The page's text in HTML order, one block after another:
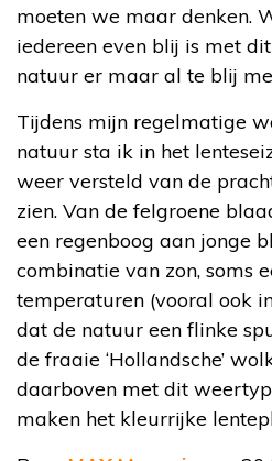
moeten we maar denken.
iedereen even blij is met
natuur er maar al te blij
Tijdens mijn regelmatige
natuur sta ik in het
weer versteld van de
zien. Van de felgroene
een regenboog aan jonge
combinatie van zon, soms
temperaturen (vooral ook
dat de natuur een flinke
de fraaie ‘Hollandsche’
daarboven met dit
maken het kleurrijke